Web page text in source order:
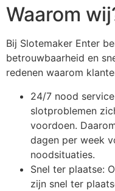
Waarom
Bij Slotemaker Enter
betrouwbaarheid en
redenen waarom
24/7 nood
slotproblemen
voordoen.
dagen per week
noodsituaties.
Snel ter plaatse:
zijn snel ter